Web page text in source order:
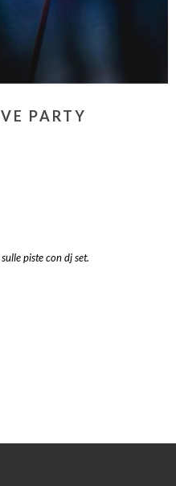
PARTY
piste con dj set.